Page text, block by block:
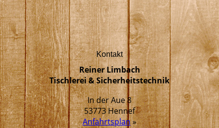
Kontakt
Reiner Limbach
Tischlerei & Sicherheitstechnik
In der Aue 8
53773 Hennef
Anfahrtsplan»